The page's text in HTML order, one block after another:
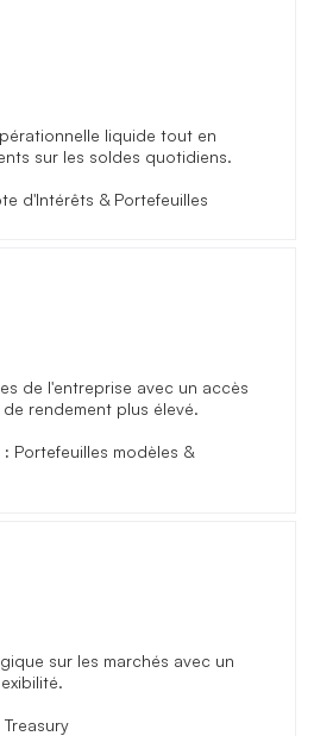
liquide tout en
sur les soldes quotidiens.
d'Intérêts & Portefeuilles
de l'entreprise avec un accès
rendement plus élevé.
: Portefeuilles modèles &
sur les marchés avec un
Treasury